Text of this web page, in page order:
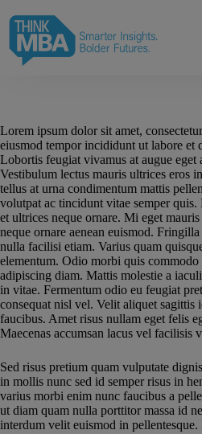
content
Lorem ipsum dolor sit amet,
eiusmod tempor incididunt ut labore et
Lobortis feugiat vivamus at augue eget
Vestibulum lectus mauris ultrices eros
tellus at urna condimentum mattis
volutpat ac tincidunt vitae semper quis.
et ultrices neque ornare. Mi eget
neque ornare aenean euismod.
nulla facilisi etiam. Varius quam
elementum. Odio morbi quis commodo
adipiscing diam. Mattis molestie a
in vitae. Fermentum odio eu feugiat
consequat nisl vel. Velit aliquet sagittis
faucibus. Amet risus nullam eget felis
Maecenas accumsan lacus vel facilisis
Sed risus pretium quam vulputate
in mollis nunc sed id semper risus in
varius morbi enim nunc faucibus a
ut diam quam nulla porttitor massa id
interdum velit euismod in pellentesque.